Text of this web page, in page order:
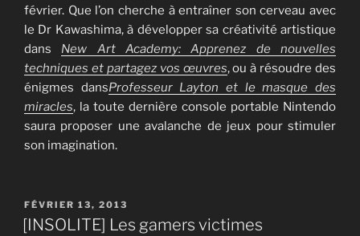
février. Que l’on cherche à entraîner son cerveau avec
le Dr Kawashima, à développer sa créativité artistique
dans New Art Academy: Apprenez de nouvelles
techniques et partagez vos œuvres, ou à résoudre des
énigmes dansProfesseur Layton et le masque des
miracles, la toute dernière console portable Nintendo
saura proposer une avalanche de jeux pour stimuler
son imagination.
PUBLIÉ
LE
FÉVRIER 13, 2013
[INSOLITE] Les gamers victimes